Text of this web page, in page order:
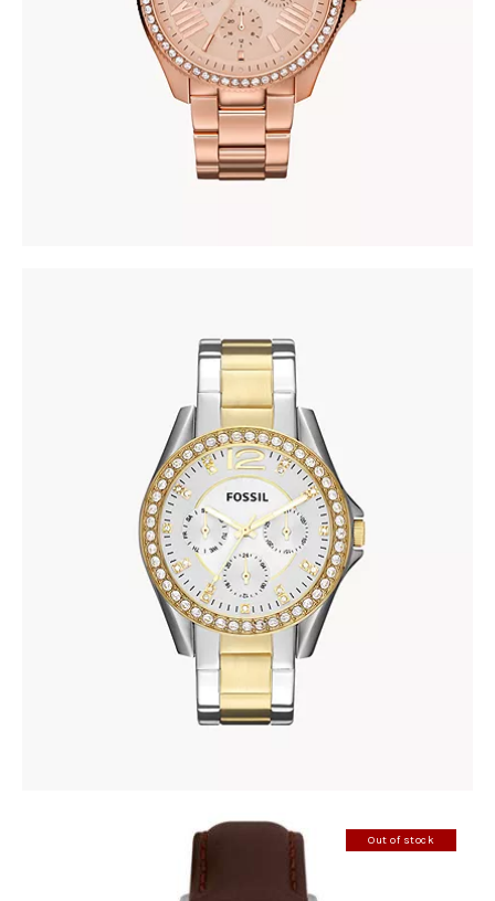
FOSSIL ES3204
690.00 KM
Out of stock